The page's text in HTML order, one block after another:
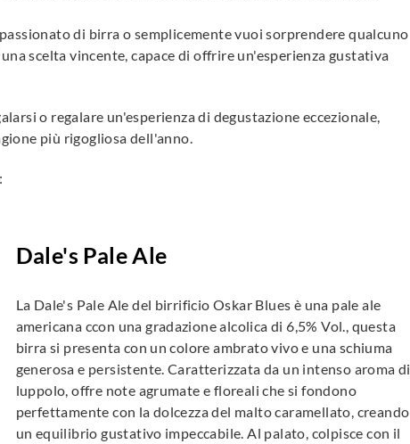
di birra o semplicemente vuoi sorprendere qualcuno
scelta vincente, capace di offrire un'esperienza gustativa
o regalare un'esperienza di degustazione eccezionale,
più rigogliosa dell'anno.
Dale's Pale Ale
La Dale's Pale Ale del birrificio Oskar Blues è una pale ale
americana ccon una gradazione alcolica di 6,5% Vol., questa
birra si presenta con un colore ambrato vivo e una schiuma
generosa e persistente. Caratterizzata da un intenso aroma di
luppolo, offre note agrumate e floreali che si fondono
perfettamente con la dolcezza del malto caramellato, creando
un equilibrio gustativo impeccabile. Al palato, colpisce con il